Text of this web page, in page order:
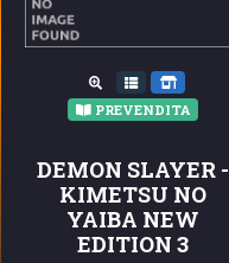
PREVENDITA
DEMON SLAYER -
KIMETSU NO
YAIBA NEW
EDITION 3